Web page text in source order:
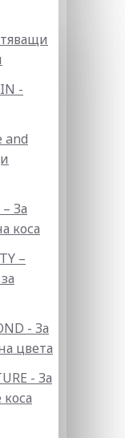
-
and
За
коса
–
- За
цвета
- За